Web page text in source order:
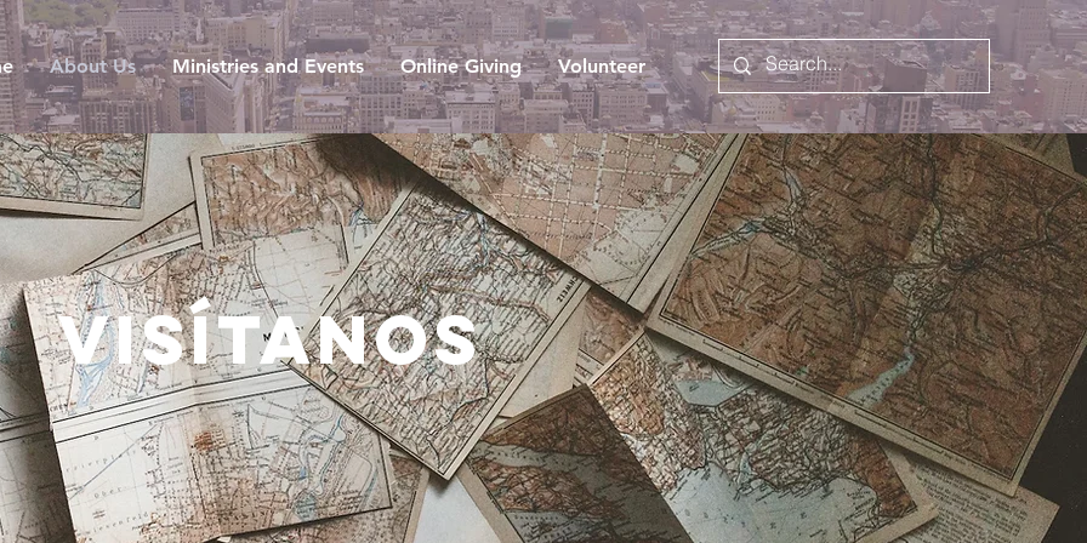
About Us Ministries and Events Online Giving Volunteer
Visítanos